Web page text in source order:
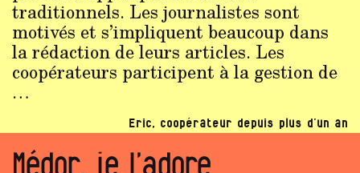
traditionnels. Les journalistes sont
motivés et s’impliquent beaucoup dans
la rédaction de leurs articles. Les
coopérateurs participent à la gestion de
…
Eric, coopérateur depuis plus d’un an
Médor, je l’adore